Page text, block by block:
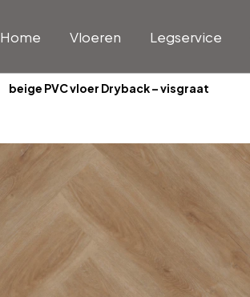
Home Vloeren Legservice
beige PVC vloer Dryback – visgraat